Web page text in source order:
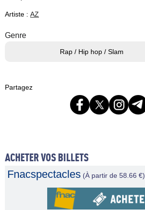
Artiste : AZ
Genre
Rap / Hip hop / Slam
Partagez
ACHETER VOS BILLETS
Fnacspectacles (À partir de 58.66 €)